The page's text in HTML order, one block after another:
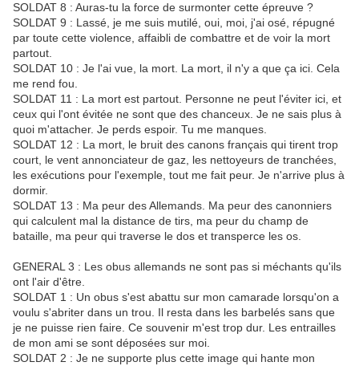
SOLDAT 8 : Auras-tu la force de surmonter cette épreuve ?
SOLDAT 9 : Lassé, je me suis mutilé, oui, moi, j'ai osé, répugné
par toute cette violence, affaibli de combattre et de voir la mort
partout.
SOLDAT 10 : Je l'ai vue, la mort. La mort, il n'y a que ça ici. Cela
me rend fou.
SOLDAT 11 : La mort est partout. Personne ne peut l'éviter ici, et
ceux qui l'ont évitée ne sont que des chanceux. Je ne sais plus à
quoi m'attacher. Je perds espoir. Tu me manques.
SOLDAT 12 : La mort, le bruit des canons français qui tirent trop
court, le vent annonciateur de gaz, les nettoyeurs de tranchées,
les exécutions pour l'exemple, tout me fait peur. Je n'arrive plus à
dormir.
SOLDAT 13 : Ma peur des Allemands. Ma peur des canonniers
qui calculent mal la distance de tirs, ma peur du champ de
bataille, ma peur qui traverse le dos et transperce les os.
GENERAL 3 : Les obus allemands ne sont pas si méchants qu'ils
ont l'air d'être.
SOLDAT 1 : Un obus s'est abattu sur mon camarade lorsqu'on a
voulu s'abriter dans un trou. Il resta dans les barbelés sans que
je ne puisse rien faire. Ce souvenir m'est trop dur. Les entrailles
de mon ami se sont déposées sur moi.
SOLDAT 2 : Je ne supporte plus cette image qui hante mon